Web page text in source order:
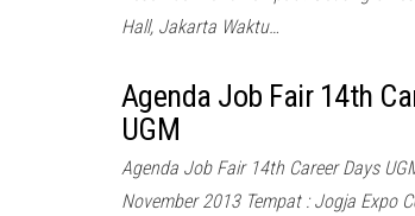
Hall, Jakarta Waktu…
Agenda Job Fair 14th
UGM
Agenda Job Fair 14th Career Days
November 2013 Tempat : Jogja Expo